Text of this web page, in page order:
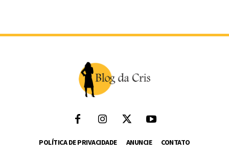
POLÍTICA DE PRIVACIDADE ANUNCIE CONTATO